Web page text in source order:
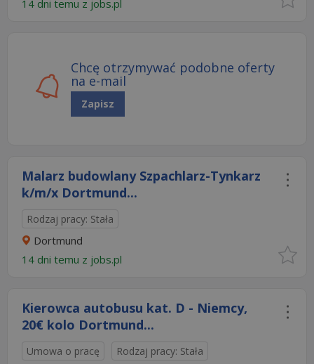
14 dni temu z jobs.pl
Chcę otrzymywać podobne oferty
na e-mail
Zapisz
Malarz budowlany Szpachlarz-Tynkarz
k/m/x Dortmund...
Rodzaj pracy: Stała
Dortmund
14 dni temu z jobs.pl
Kierowca autobusu kat. D - Niemcy,
20€ kolo Dortmund...
Umowa o pracę Rodzaj pracy: Stała